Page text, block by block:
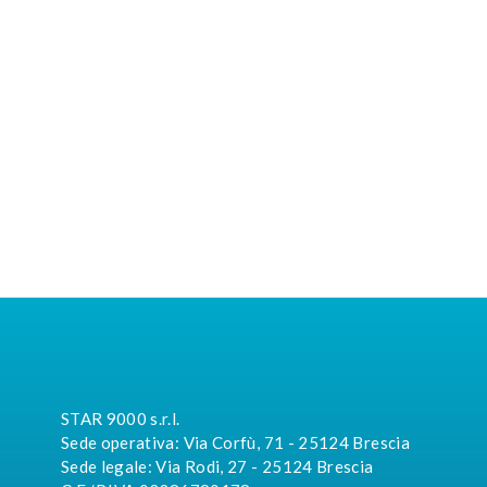
STAR 9000 s.r.l.
Sede operativa: Via Corfù, 71 - 25124 Brescia
Sede legale: Via Rodi, 27 - 25124 Brescia